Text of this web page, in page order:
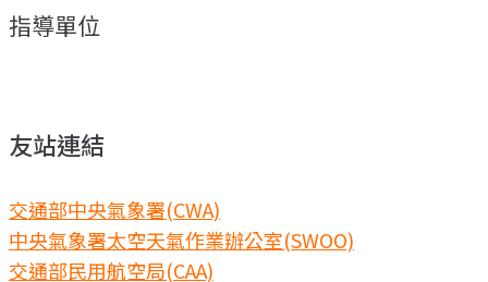
指導單位
友站連結
交通部中央氣象署(CWA)
中央氣象署太空天氣作業辦公室(SWOO)
交通部民用航空局(CAA)